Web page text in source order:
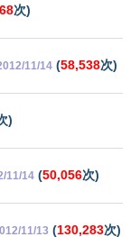
次)
11/14 (58,538次)
)
11/14 (50,056次)
11/13 (130,283次)